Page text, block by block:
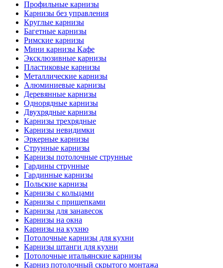
Профильные карнизы
Карнизы без управления
Круглые карнизы
Багетные карнизы
Римские карнизы
Мини карнизы Кафе
Эксклюзивные карнизы
Пластиковые карнизы
Металлические карнизы
Алюминиевые карнизы
Деревянные карнизы
Однорядные карнизы
Двухрядные карнизы
Карнизы трехрядные
Карнизы невидимки
Эркерные карнизы
Струнные карнизы
Карнизы потолочные струнные
Гардины струнные
Гардинные карнизы
Польские карнизы
Карнизы с кольцами
Карнизы с прищепками
Карнизы для занавесок
Карнизы на окна
Карнизы на кухню
Потолочные карнизы для кухни
Карнизы штанги для кухни
Потолочные итальянские карнизы
Карниз потолочный скрытого монтажа